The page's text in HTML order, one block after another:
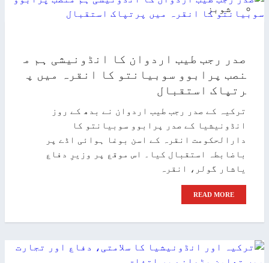
شوبز
صدر رجب طیب اردوان کا انڈونیشی ہم م
نصب پرابوو سوبیانتو کا انقرہ میں پ
رتپاک استقبال
ترکیہ کے صدر رجب طیب اردوان نے بدھ کے روز
انڈونیشیا کے صدر پرابوو سوبیانتو کا
دارالحکومت انقرہ کے اسن بوغا ہوائی اڈے پر
باضابطہ استقبال کیا۔ اس موقع پر وزیرِ دفاع
یاشار گولر، انقرہ
READ MORE